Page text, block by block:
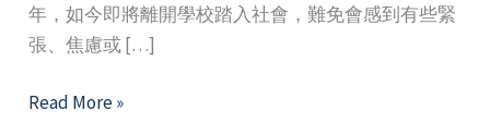
年，如今即將離開學校踏入社會，難免會感到有些緊
張、焦慮或 […]
「準」
Read More »